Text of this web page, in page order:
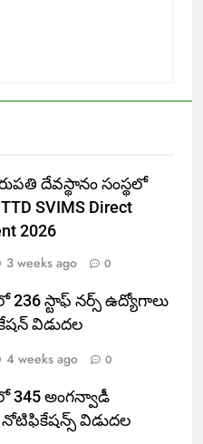
దేవస్థానం సంస్థలో
SVIMS Direct
2026
3 weeks ago 0
236 స్టాఫ్ నర్స్ ఉద్యోగాలు
విడుదల
4 weeks ago 0
లో 345 అంగన్వాడీ
విడుదల